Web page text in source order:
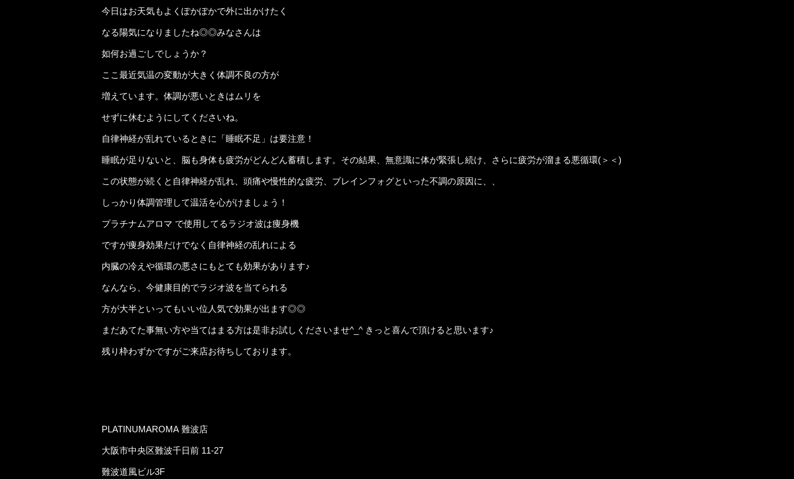
今日はお天気もよくぽかぽかで外に出かけたく
なる陽気になりましたね◎◎みなさんは
如何お過ごしでしょうか？
ここ最近気温の変動が大きく体調不良の方が
増えています。体調が悪いときはムリを
せずに休むようにしてくださいね。
自律神経が乱れているときに「睡眠不足」は要注意！
睡眠が足りないと、脳も身体も疲労がどんどん蓄積します。その結果、無意識に体が緊張し続け、さらに疲労が溜まる悪循環(＞＜)
この状態が続くと自律神経が乱れ、頭痛や慢性的な疲労、ブレインフォグといった不調の原因に、、
しっかり体調管理して温活を心がけましょう！
プラチナムアロマ で使用してるラジオ波は痩身機
ですが痩身効果だけでなく自律神経の乱れによる
内臓の冷えや循環の悪さにもとても効果があります♪
なんなら、今健康目的でラジオ波を当てられる
方が大半といってもいい位人気で効果が出ます◎◎
まだあてた事無い方や当てはまる方は是非お試しくださいませ^_^ きっと喜んで頂けると思います♪
残り枠わずかですがご来店お待ちしております。
PLATINUMAROMA 難波店
大阪市中央区難波千日前 11-27
難波道風ビル3F